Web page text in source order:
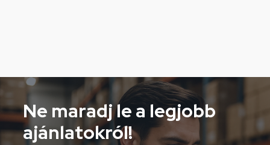
Ne maradj le a legjobb
ajánlatokról!